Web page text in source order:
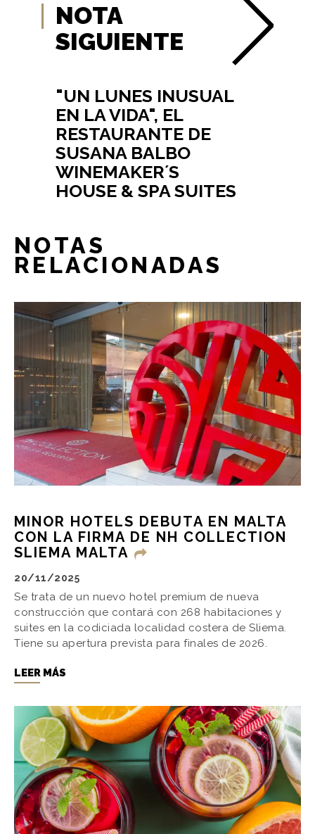
NOTA
SIGUIENTE
"UN LUNES INUSUAL
EN LA VIDA", EL
RESTAURANTE DE
SUSANA BALBO
WINEMAKER´S
HOUSE & SPA SUITES
NOTAS
RELACIONADAS
MINOR HOTELS DEBUTA EN MALTA
CON LA FIRMA DE NH COLLECTION
SLIEMA MALTA
20/11/2025
Se trata de un nuevo hotel premium de nueva
construcción que contará con 268 habitaciones y
suites en la codiciada localidad costera de Sliema.
Tiene su apertura prevista para finales de 2026.
LEER MÁS